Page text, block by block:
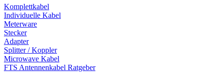
Komplettkabel
Individuelle Kabel
Meterware
Stecker
Adapter
Splitter / Koppler
Microwave Kabel
FTS Antennenkabel Ratgeber